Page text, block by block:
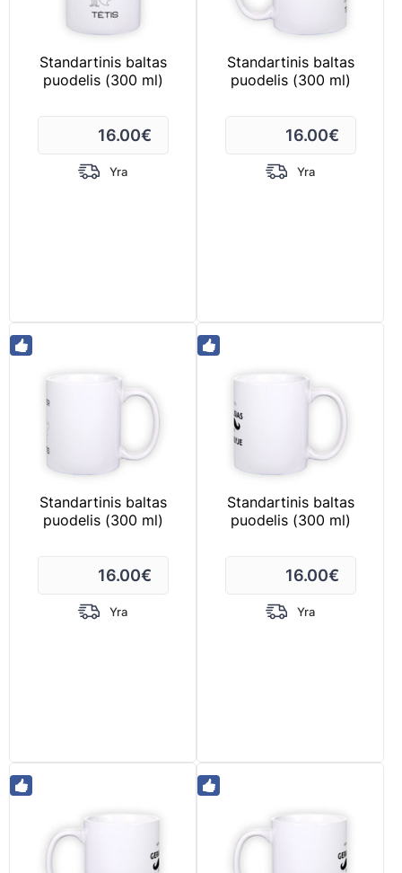
Standartinis baltas
puodelis (300 ml)
16.00€
Yra
Standartinis baltas
puodelis (300 ml)
16.00€
Yra
Standartinis baltas
puodelis (300 ml)
16.00€
Yra
Standartinis baltas
puodelis (300 ml)
16.00€
Yra